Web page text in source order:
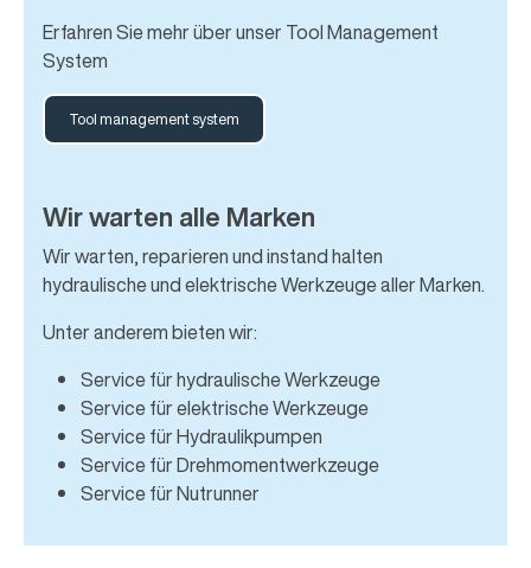
Erfahren Sie mehr über unser Tool Management
System
Tool management system
Wir warten alle Marken
Wir warten, reparieren und instand halten
hydraulische und elektrische Werkzeuge aller Marken.
Unter anderem bieten wir:
Service für hydraulische Werkzeuge
Service für elektrische Werkzeuge
Service für Hydraulikpumpen
Service für Drehmomentwerkzeuge
Service für Nutrunner